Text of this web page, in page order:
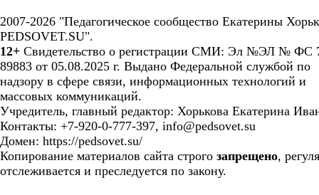
2007-2026 "Педагогическое сообщество Екатерины
PEDSOVET.SU".
12+ Свидетельство о регистрации СМИ: Эл №ЭЛ № ФС
89883 от 05.08.2025 г. Выдано Федеральной службой по
надзору в сфере связи, информационных технологий и
массовых коммуникаций.
Учредитель, главный редактор: Хорькова Екатерина
Контакты: +7-920-0-777-397, info@pedsovet.su
Домен: https://pedsovet.su/
Копирование материалов сайта строго запрещено,
отслеживается и преследуется по закону.